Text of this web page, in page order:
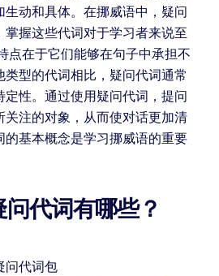
动和具体。在挪威语中，疑问
握这些代词对于学习者来说至
点在于它们能够在句子中承担不
类型的代词相比，疑问代词通常
性。通过使用疑问代词，提问
关注的对象，从而使对话更加清
的基本概念是学习挪威语的重要
代词有哪些？
问代词包